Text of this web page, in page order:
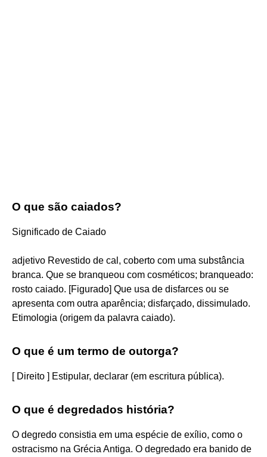
O que são caiados?
Significado de Caiado
adjetivo Revestido de cal, coberto com uma substância
branca. Que se branqueou com cosméticos; branqueado:
rosto caiado. [Figurado] Que usa de disfarces ou se
apresenta com outra aparência; disfarçado, dissimulado.
Etimologia (origem da palavra caiado).
O que é um termo de outorga?
[ Direito ] Estipular, declarar (em escritura pública).
O que é degredados história?
O degredo consistia em uma espécie de exílio, como o
ostracismo na Grécia Antiga. O degredado era banido de